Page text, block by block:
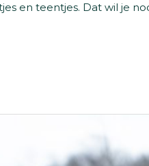
en teentjes. Dat wil je